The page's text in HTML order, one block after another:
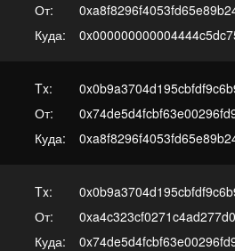
От:
Куда:
Tx:
От:
Куда:
Tx:
От:
Куда: